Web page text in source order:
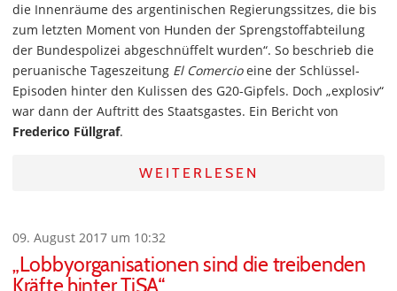
die Innenräume des argentinischen Regierungssitzes, die bis
zum letzten Moment von Hunden der Sprengstoffabteilung
der Bundespolizei abgeschnüffelt wurden“. So beschrieb die
peruanische Tageszeitung El Comercioeine der Schlüssel-
Episoden hinter den Kulissen des G20-Gipfels. Doch „explosiv“
war dann der Auftritt des Staatsgastes. Ein Bericht von
Frederico Füllgraf.
WEITERLESEN
09. August 2017 um 10:32
„Lobbyorganisationen sind die treibenden
Kräfte hinter TiSA“